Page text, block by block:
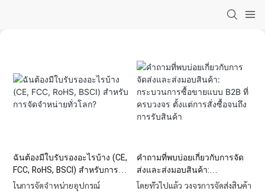
ฉันต้องมีใบรับรองอะไรบ้าง (CE,
FCC, RoHS, BSCI) สำหรับการจัด
จำหน่ายทั่วโลก?
ในการจัดจำหน่ายอุปกรณ์
คำถามที่พบบ่อยเกี่ยวกับการจัด
ส่งและส่งมอบสินค้า:
กระบวนการซื้อขายแบบ B2B ที่
โดยทั่วไปแล้ว วงจรการจัดส่งสินค้า